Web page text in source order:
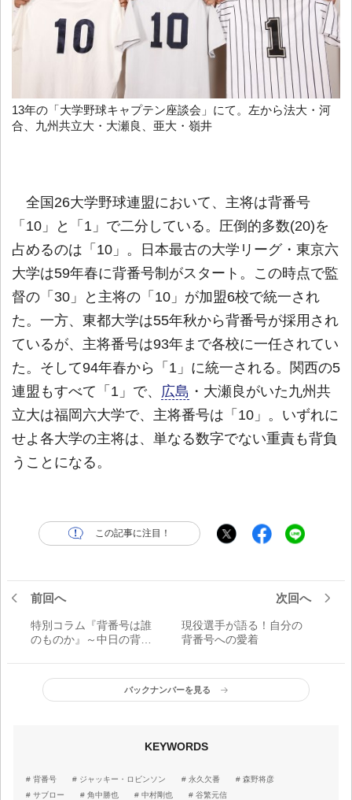
13年の「大学野球キャプテン座談会」にて。左から法大・河
合、九州共立大・大瀬良、亜大・嶺井
全国26大学野球連盟において、主将は背番号
「10」と「1」で二分している。圧倒的多数(20)を
占めるのは「10」。日本最古の大学リーグ・東京六
大学は59年春に背番号制がスタート。この時点で監
督の「30」と主将の「10」が加盟6校で統一され
た。一方、東都大学は55年秋から背番号が採用され
ているが、主将番号は93年まで各校に一任されてい
た。そして94年春から「1」に統一される。関西の5
連盟もすべて「1」で、 広島 ・大瀬良がいた九州共
立大は福岡六大学で、主将番号は「10」。いずれに
せよ各大学の主将は、単なる数字でない重責も背負
うことになる。
この記事に注目！
前回へ
特別コラム『背番号は誰
のものか』～中日の背番
次回へ
現役選手が語る！自分の
背番号への愛着
バックナンバーを見る
KEYWORDS
背番号 ジャッキー・ロビンソン 永久欠番
森野将彦
サブロー
角中勝也 中村剛也 谷繁元信